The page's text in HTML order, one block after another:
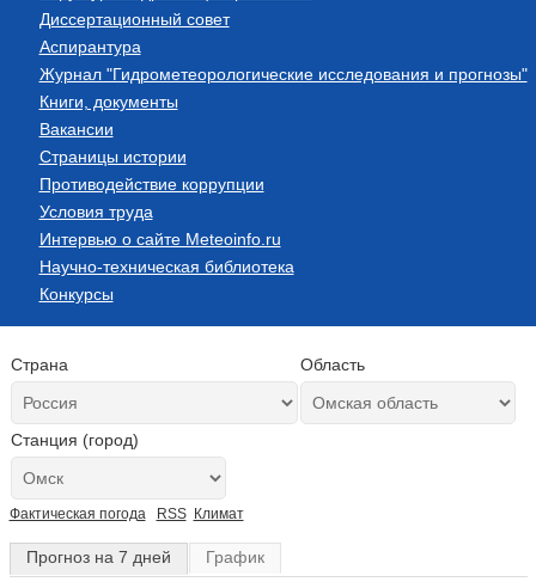
Диссертационный совет
Аспирантура
Журнал "Гидрометеорологические исследования и прогнозы"
Книги, документы
Вакансии
Страницы истории
Противодействие коррупции
Условия труда
Интервью о сайте Meteoinfo.ru
Научно-техническая библиотека
Конкурсы
Страна Область
Станция (город)
Фактическая погода RSS Климат
Прогноз на 7 дней График